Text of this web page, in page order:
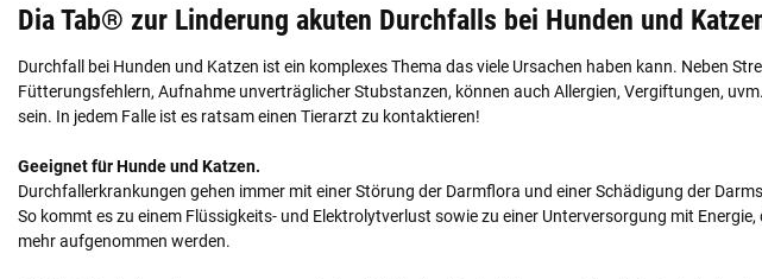
Dia Tab® zur Linderung akuten Durchfalls bei Hunden und
Durchfall bei Hunden und Katzen ist ein komplexes Thema das viele Ursachen haben kann. Neben
Fütterungsfehlern, Aufnahme unverträglicher Stubstanzen, können auch Allergien, Vergiftungen,
sein. In jedem Falle ist es ratsam einen Tierarzt zu kontaktieren!
Geeignet für Hunde und Katzen.
Durchfallerkrankungen gehen immer mit einer Störung der Darmflora und einer Schädigung der
So kommt es zu einem Flüssigkeits- und Elektrolytverlust sowie zu einer Unterversorgung mit
mehr aufgenommen werden.